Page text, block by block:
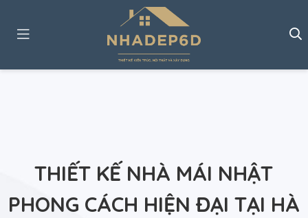
THIẾT KẾ NHÀ MÁI NHẬT
PHONG CÁCH HIỆN ĐẠI TẠI HÀ